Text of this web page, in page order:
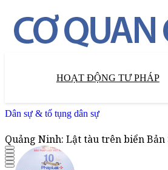
HOẠT ĐỘNG TƯ PHÁP
Dân sự & tố tụng dân sự
Quảng Ninh: Lật tàu trên biển